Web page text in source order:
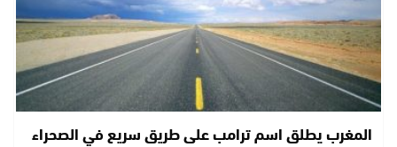
المغرب يطلق اسم ترامب على طريق سريع في الصحراء